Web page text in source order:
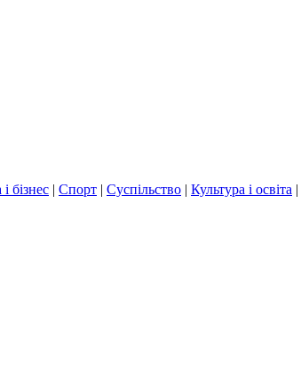
бізнес | Спорт | Суспільство | Культура і освіта |